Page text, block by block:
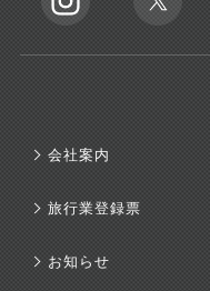
会社案内
旅行業登録票
お知らせ